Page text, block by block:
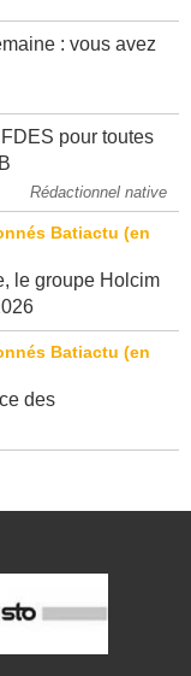
: vous avez
pour toutes
Rédactionnel native
le groupe Holcim
des